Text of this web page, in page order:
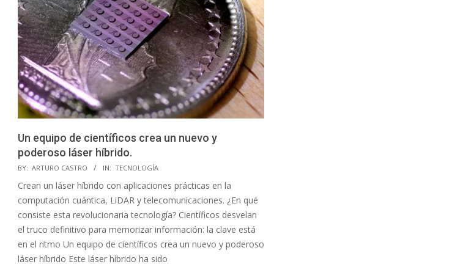
Un equipo de científicos crea un nuevo y
poderoso láser híbrido.
2023-
04-
30
BY: ARTURO CASTRO IN: TECNOLOGÍA
Crean un láser híbrido con aplicaciones prácticas en la
computación cuántica, LiDAR y telecomunicaciones. ¿En qué
consiste esta revolucionaria tecnología? Científicos desvelan
el truco definitivo para memorizar información: la clave está
en el ritmo Un equipo de científicos crea un nuevo y poderoso
láser híbrido Este láser híbrido ha sido